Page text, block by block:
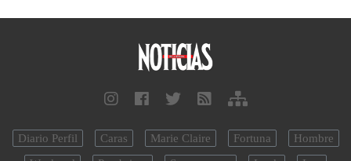
Diario Perfil Caras Marie Claire Fortuna
Hombre